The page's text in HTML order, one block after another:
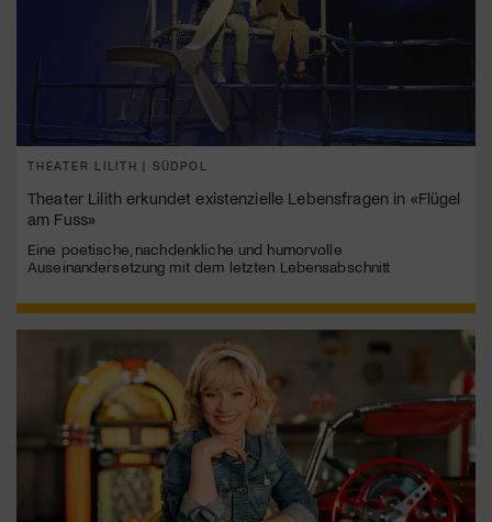
THEATER LILITH | SÜDPOL
Theater Lilith erkundet existenzielle Lebensfragen in «Flügel
am Fuss»
Eine poetische, nachdenkliche und humorvolle
Auseinandersetzung mit dem letzten Lebensabschnitt